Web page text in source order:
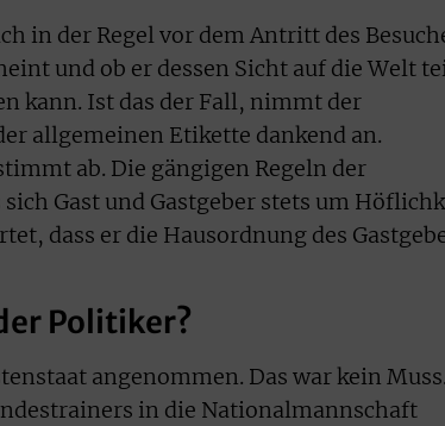
in der Regel vor dem Antritt des
und ob er dessen Sicht auf die Welt
kann. Ist das der Fall, nimmt der
allgemeinen Etikette dankend an.
ab. Die gängigen Regeln der
Gast und Gastgeber stets um
dass er die Hausordnung des
Politiker?
angenommen. Das war kein Muss.
in die Nationalmannschaft